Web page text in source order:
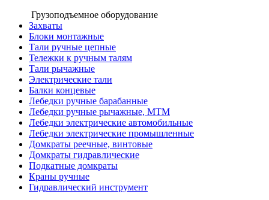
Грузоподъемное оборудование
Захваты
Блоки монтажные
Тали ручные цепные
Тележки к ручным талям
Тали рычажные
Электрические тали
Балки концевые
Лебедки ручные барабанные
Лебедки ручные рычажные, МТМ
Лебедки электрические автомобильные
Лебедки электрические промышленные
Домкраты реечные, винтовые
Домкраты гидравлические
Подкатные домкраты
Краны ручные
Гидравлический инструмент